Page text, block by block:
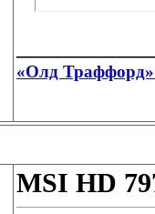
«Олд Траффорд»
MSI HD